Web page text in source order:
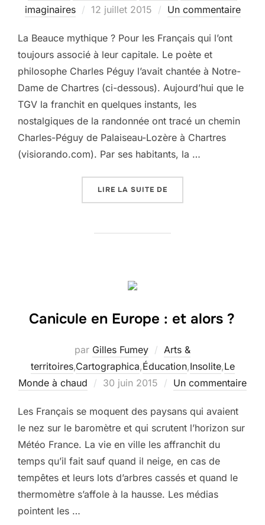
imaginaires
Publié
12 juillet 2015 Un commentaire
La Beauce mythique ? Pour les Français qui l’ont
toujours associé à leur capitale. Le poète et
philosophe Charles Péguy l’avait chantée à Notre-
Dame de Chartres (ci-dessous). Aujourd’hui que le
TGV la franchit en quelques instants, les
nostalgiques de la randonnée ont tracé un chemin
Charles-Péguy de Palaiseau-Lozère à Chartres
(visiorando.com). Par ses habitants, la …
LIRE LA SUITE DE
Canicule en Europe : et alors ?
par Gilles Fumey
Arts &
territoires,Cartographica,Éducation,Insolite,Le
Monde à chaud
Publié
30 juin 2015 Un commentaire
Les Français se moquent des paysans qui avaient
le nez sur le baromètre et qui scrutent l’horizon sur
Météo France. La vie en ville les affranchit du
temps qu’il fait sauf quand il neige, en cas de
tempêtes et leurs lots d’arbres cassés et quand le
thermomètre s’affole à la hausse. Les médias
pointent les …